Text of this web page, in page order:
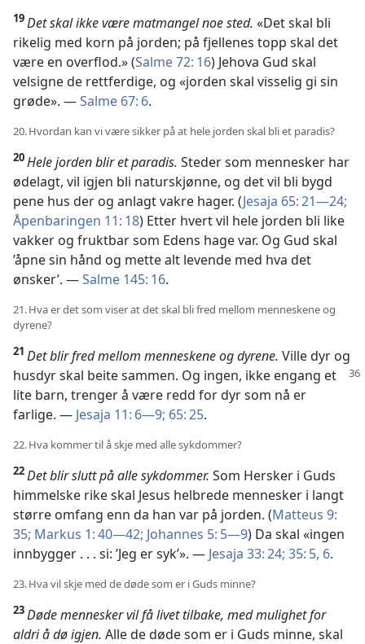
19Det skal ikke være matmangel noe sted. «Det skal bli
rikelig med korn på jorden; på fjellenes topp skal det
være en overflod.» (Salme 72: 16) Jehova Gud skal
velsigne de rettferdige, og «jorden skal visselig gi sin
grøde». —Salme 67: 6.
20. Hvordan kan vi være sikker på at hele jorden skal bli et paradis?
20Hele jorden blir et paradis. Steder som mennesker har
ødelagt, vil igjen bli naturskjønne, og det vil bli bygd
pene hus der og anlagt vakre hager. (Jesaja 65: 21—24;
Åpenbaringen 11: 18) Etter hvert vil hele jorden bli like
vakker og fruktbar som Edens hage var. Og Gud skal
’åpne sin hånd og mette alt levende med hva det
ønsker’. —Salme 145: 16.
21. Hva er det som viser at det skal bli fred mellom menneskene og
dyrene?
21 Det blir fred mellom menneskene og dyrene. Ville dyr og
husdyr skal beite sammen. Og ingen, ikke engang et
lite barn, trenger å være redd for dyr som nå er
farlige. — Jesaja 11: 6—9; 65: 25.
22. Hva kommer til å skje med alle sykdommer?
22Det blir slutt på alle sykdommer. Som Hersker i Guds
himmelske rike skal Jesus helbrede mennesker i langt
større omfang enn da han var på jorden. (Matteus 9:
35; Markus 1: 40—42; Johannes 5: 5—9) Da skal «ingen
innbygger . . . si: ’Jeg er syk’». — Jesaja 33: 24; 35: 5, 6.
23. Hva vil skje med de døde som er i Guds minne?
23Døde mennesker vil få livet tilbake, med mulighet for
aldri å dø igjen. Alle de døde som er i Guds minne, skal